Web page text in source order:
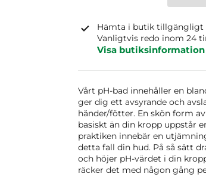
Hämta i butik tillgängligt
Vanligtvis redo inom 24
Visa butiksinformation
Vårt pH-bad innehåller en
ger dig ett avsyrande och
händer/fötter. En skön form av
basiskt än din kropp uppstår
praktiken innebär en
detta fall din hud. På så sätt
och höjer pH-värdet i din
räcker det med någon gång